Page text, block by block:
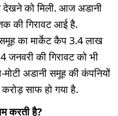
देखने को मिली. आज अडानी
की गिरावट आई है.
का मार्केट कैप 3.4 लाख
की गिरावट को भी
मोटी अडानी समूह की कंपनियों
साफ हो गया है.
करती है?